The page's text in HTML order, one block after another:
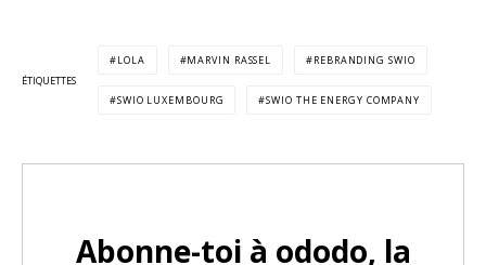
ÉTIQUETTES
LOLA MARVIN RASSEL REBRANDING SWIO
SWIO LUXEMBOURG SWIO THE ENERGY COMPANY